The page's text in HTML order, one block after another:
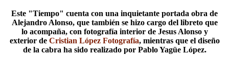
Este "Tiempo" cuenta con una inquietante portada obra de
Alejandro Alonso, que también se hizo cargo del libreto que
lo acompaña, con fotografía interior de Jesus Alonso y
exterior de Cristian López Fotografía, mientras que el diseño
de la cabra ha sido realizado por Pablo Yagüe López.